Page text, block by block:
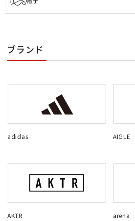
ブランド
adidas AIGLE
AKTR arena